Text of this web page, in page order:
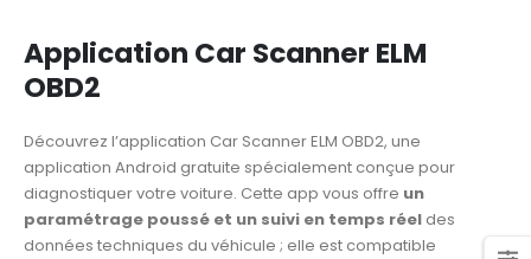
Application Car Scanner ELM
OBD2
Découvrez l’application Car Scanner ELM OBD2, une
application Android gratuite spécialement conçue pour
diagnostiquer votre voiture. Cette app vous offre un
paramétrage poussé et un suivi en temps réel des
données techniques du véhicule ; elle est compatible